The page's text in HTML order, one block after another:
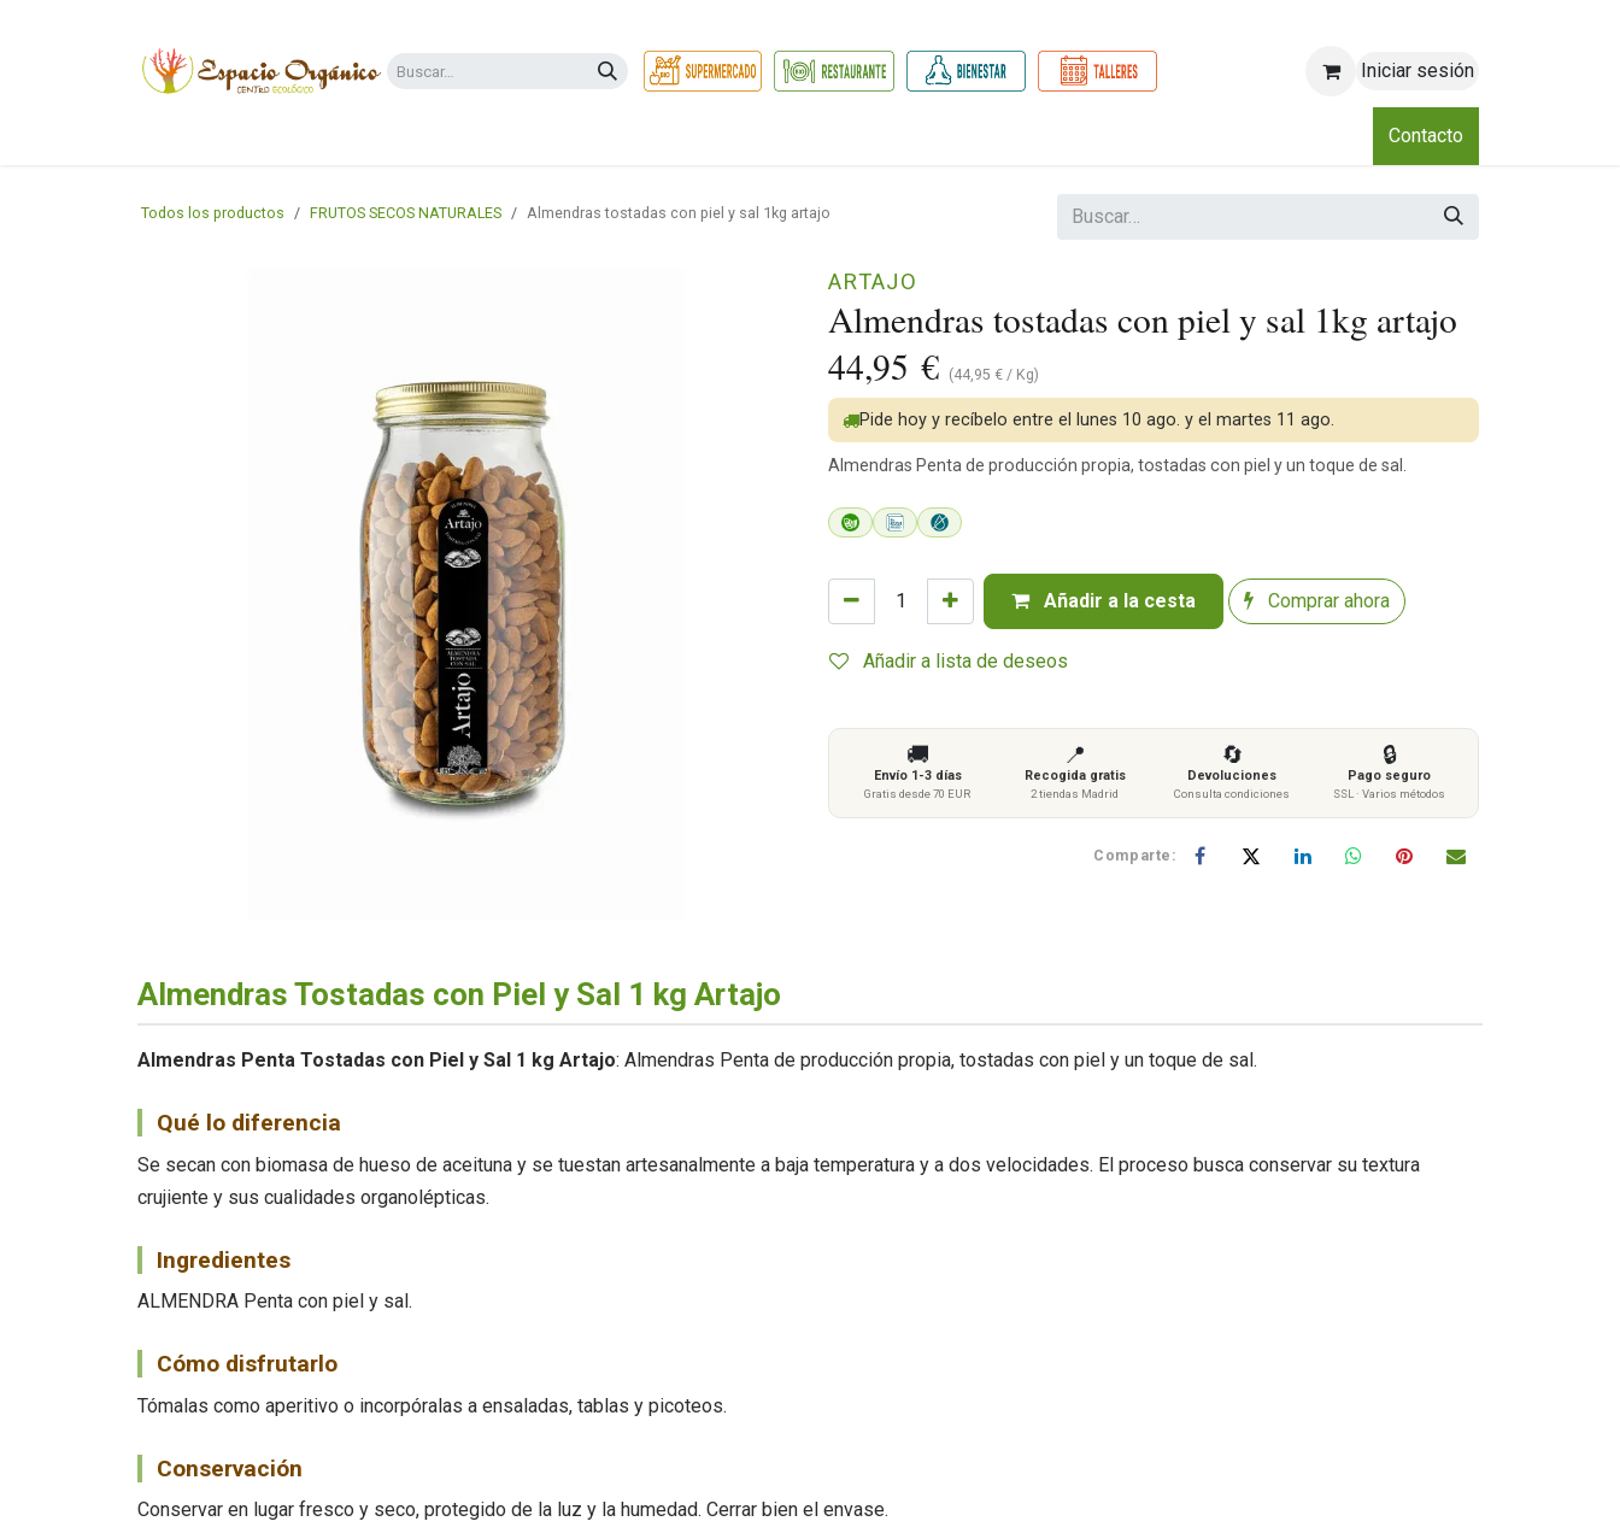
Iniciar sesión
Club
Contacto
Todos los productos FRUTOS SECOS NATURALES Almendras tostadas con piel y sal 1kg artajo
Almendras tostadas con piel y sal 1kg artajo
ARTAJO
44,95 € (44,95 € / Kg)
Añadir a la cesta Comprar ahora
Añadir a lista de deseos
Pide hoy y recíbelo entre el lunes 10 ago. y el martes 11 ago.
Almendras Penta de producción propia, tostadas con piel y un toque de sal.
🚚
Envío 1-3 días
Gratis desde 70 EUR
📍
Recogida gratis
2 tiendas Madrid
🔄
Devoluciones
Consulta condiciones
🔒
Pago seguro
SSL · Varios métodos
Comparte:
Almendras Tostadas con Piel y Sal 1 kg Artajo
Almendras Penta Tostadas con Piel y Sal 1 kg Artajo: Almendras Penta de producción propia, tostadas con piel y un toque de sal.
Qué lo diferencia
Se secan con biomasa de hueso de aceituna y se tuestan artesanalmente a baja temperatura y a dos velocidades. El proceso busca conservar su textura
crujiente y sus cualidades organolépticas.
Ingredientes
ALMENDRA Penta con piel y sal.
Cómo disfrutarlo
Tómalas como aperitivo o incorpóralas a ensaladas, tablas y picoteos.
Conservación
Conservar en lugar fresco y seco, protegido de la luz y la humedad. Cerrar bien el envase.